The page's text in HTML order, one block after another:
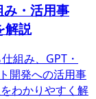
・活用事
解説
組み、GPT・
開発への活用事
わかりやすく解